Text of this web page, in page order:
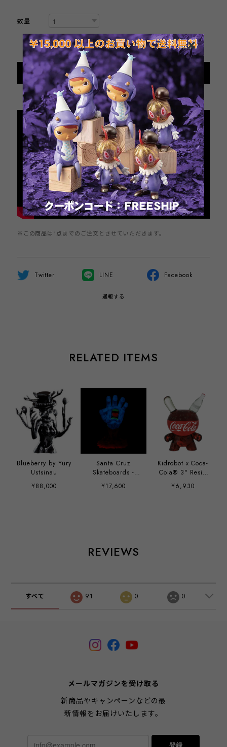
数量
International shipping available
Add to cart
日本国内にお住まいの方向け
※この商品は1点までのご注文とさせていただきます。
Twitter LINE Facebook
通報する
RELATED ITEMS
Blueberry by Yury
Ustsinau
¥88,000
Santa Cruz
Skateboards -
40th Anniversary
Screaming Hand
¥17,600
Kidrobot x Coca-
Cola® 3" Resin
Dunny Art Figure
¥6,930
REVIEWS
すべて 91 0 0
メールマガジンを受け取る
新商品やキャンペーンなどの最
新情報をお届けいたします。
登録